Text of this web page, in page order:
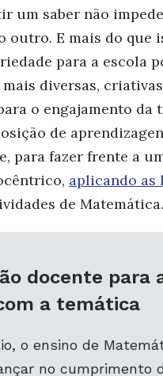
um saber não
outro. E mais do que
para a escola
diversas,
o engajamento da
de
para fazer frente a
aplicando as
de Matemática.
docente para
a temática
o ensino de
no cumprimento